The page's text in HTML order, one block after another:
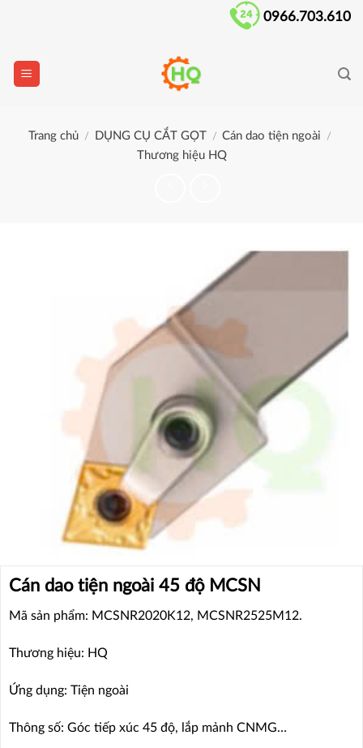
0966.703.610
Trang chủ / DỤNG CỤ CẮT GỌT / Cán dao tiện ngoài /
Thương hiệu HQ
Cán dao tiện ngoài 45 độ MCSN
Mã sản phẩm: MCSNR2020K12, MCSNR2525M12.
Thương hiệu: HQ
Ứng dụng: Tiện ngoài
Thông số: Góc tiếp xúc 45 độ, lắp mảnh CNMG…